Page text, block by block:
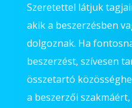
Szeretettel látjuk
akik a beszerzésben
dolgoznak. Ha
beszerzést, szívesen
összetartó
a beszerzői